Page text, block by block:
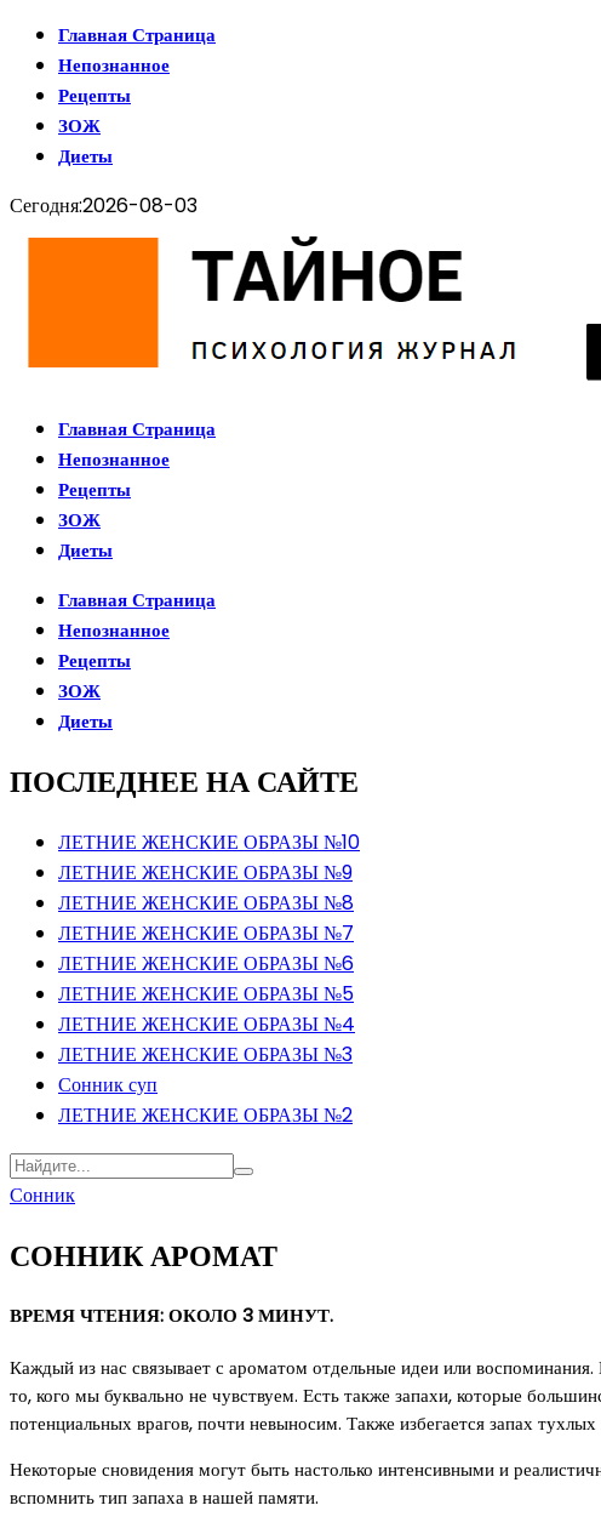
Главная Страница
Непознанное
Рецепты
ЗОЖ
Диеты
Сегодня:2026-08-03
Главная Страница
Непознанное
Рецепты
ЗОЖ
Диеты
Главная Страница
Непознанное
Рецепты
ЗОЖ
Диеты
ПОСЛЕДНЕЕ НА САЙТЕ
ЛЕТНИЕ ЖЕНСКИЕ ОБРАЗЫ №10
ЛЕТНИЕ ЖЕНСКИЕ ОБРАЗЫ №9
ЛЕТНИЕ ЖЕНСКИЕ ОБРАЗЫ №8
ЛЕТНИЕ ЖЕНСКИЕ ОБРАЗЫ №7
ЛЕТНИЕ ЖЕНСКИЕ ОБРАЗЫ №6
ЛЕТНИЕ ЖЕНСКИЕ ОБРАЗЫ №5
ЛЕТНИЕ ЖЕНСКИЕ ОБРАЗЫ №4
ЛЕТНИЕ ЖЕНСКИЕ ОБРАЗЫ №3
Сонник суп
ЛЕТНИЕ ЖЕНСКИЕ ОБРАЗЫ №2
Сонник
СОННИК АРОМАТ
ВРЕМЯ ЧТЕНИЯ: ОКОЛО 3 МИНУТ.
Каждый из нас связывает с ароматом отдельные идеи или
то, кого мы буквально не чувствуем. Есть также запахи, которые
потенциальных врагов, почти невыносим. Также избегается запах
Некоторые сновидения могут быть настолько интенсивными и
вспомнить тип запаха в нашей памяти.